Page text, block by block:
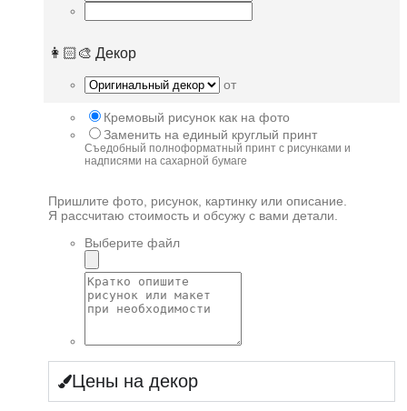
👩🏻‍🎨 Декор
от
Кремовый рисунок как на фото
Заменить на единый круглый принт
Съедобный полноформатный принт с рисунками и
надписями на сахарной бумаге
Пришлите фото, рисунок, картинку или описание.
Я рассчитаю стоимость и обсужу с вами детали.
Выберите файл
Цены на декор